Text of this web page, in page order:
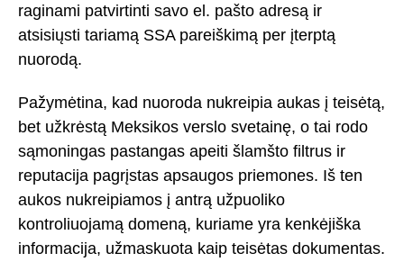
raginami patvirtinti savo el. pašto adresą ir
atsisiųsti tariamą SSA pareiškimą per įterptą
nuorodą.
Pažymėtina, kad nuoroda nukreipia aukas į teisėtą,
bet užkrėstą Meksikos verslo svetainę, o tai rodo
sąmoningas pastangas apeiti šlamšto filtrus ir
reputacija pagrįstas apsaugos priemones. Iš ten
aukos nukreipiamos į antrą užpuoliko
kontroliuojamą domeną, kuriame yra kenkėjiška
informacija, užmaskuota kaip teisėtas dokumentas.